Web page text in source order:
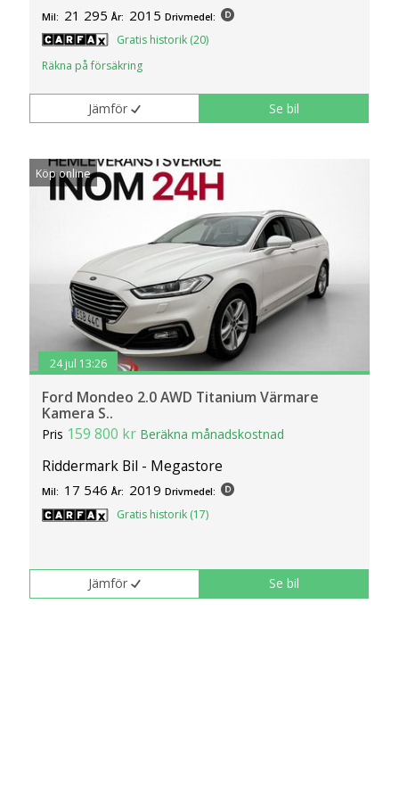
Mil: 21 295 År: 2015 Drivmedel:
Gratis historik (20)
Räkna på försäkring
Jämför Se bil
Köp online
24 jul 13:26
Ford Mondeo 2.0 AWD Titanium Värmare
Kamera S..
Pris 159 800 kr Beräkna månadskostnad
Riddermark Bil - Megastore
Mil: 17 546 År: 2019 Drivmedel:
Gratis historik (17)
Jämför Se bil